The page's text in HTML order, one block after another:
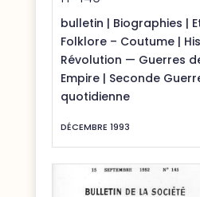
bulletin | Biographies |
Folklore – Coutume|
Révolution — Guerres
Empire| Seconde
quotidienne
DÉCEMBRE 1993